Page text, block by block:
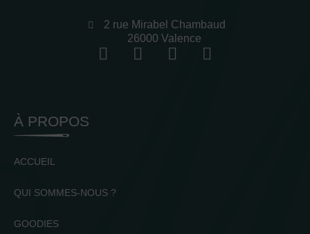
2 rue Mirabel Chambaud
26000 Valence
À PROPOS
ACCUEIL
QUI SOMMES-NOUS ?
GOODIES